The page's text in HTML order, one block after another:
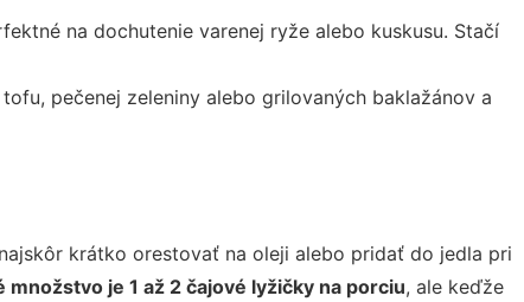
na dochutenie varenej ryže alebo kuskusu. Stačí
pečenej zeleniny alebo grilovaných baklažánov a
krátko orestovať na oleji alebo pridať do jedla pri
množstvo je 1 až 2 čajové lyžičky na porciu, ale keďže